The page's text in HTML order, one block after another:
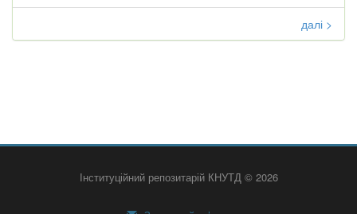
далі >
Інституційний репозитарій КНУТД © 2026